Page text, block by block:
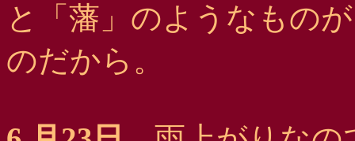
と「藩」のようなもの
のだから。